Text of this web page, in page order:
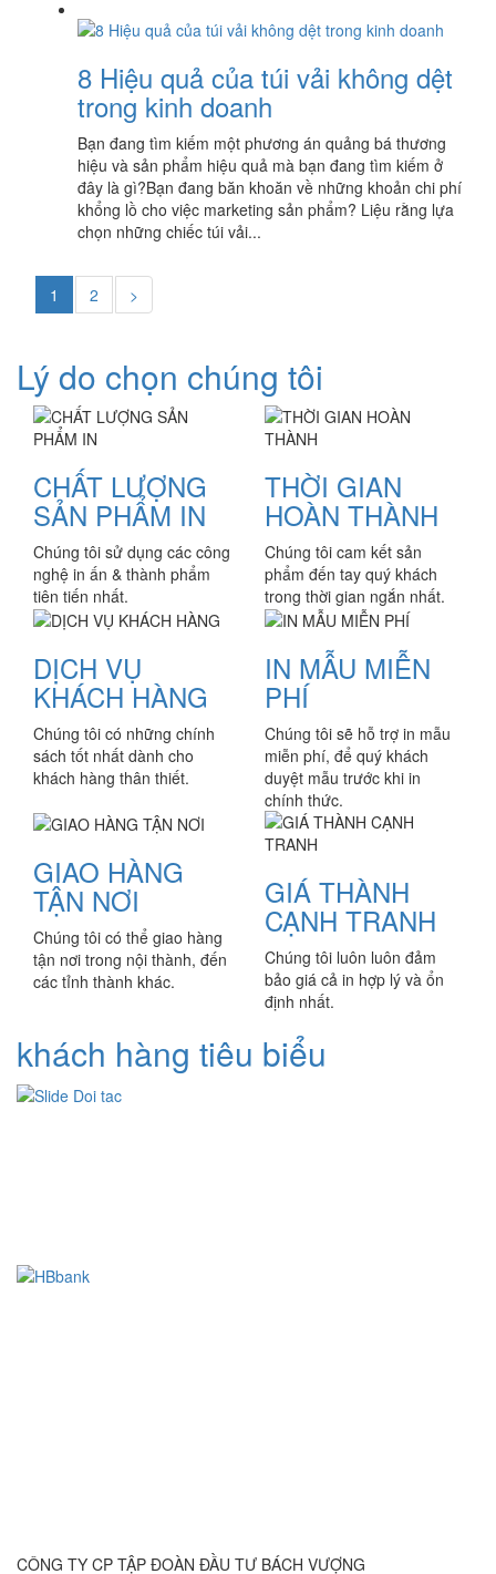
8 Hiệu quả của túi vải không dệt
trong kinh doanh
Bạn đang tìm kiếm một phương án quảng bá thương
hiệu và sản phẩm hiệu quả mà bạn đang tìm kiếm ở
đây là gì?Bạn đang băn khoăn về những khoản chi phí
khổng lồ cho việc marketing sản phẩm? Liệu rằng lựa
chọn những chiếc túi vải...
1 2 >
Lý do chọn chúng tôi
CHẤT LƯỢNG
SẢN PHẨM IN
Chúng tôi sử dụng các công
nghệ in ấn & thành phẩm
tiên tiến nhất.
THỜI GIAN
HOÀN THÀNH
Chúng tôi cam kết sản
phẩm đến tay quý khách
trong thời gian ngắn nhất.
DỊCH VỤ
KHÁCH HÀNG
Chúng tôi có những chính
sách tốt nhất dành cho
khách hàng thân thiết.
IN MẪU MIỄN
PHÍ
Chúng tôi sẽ hỗ trợ in mẫu
miễn phí, để quý khách
duyệt mẫu trước khi in
chính thức.
GIAO HÀNG
TẬN NƠI
Chúng tôi có thể giao hàng
tận nơi trong nội thành, đến
các tỉnh thành khác.
GIÁ THÀNH
CẠNH TRANH
Chúng tôi luôn luôn đảm
bảo giá cả in hợp lý và ổn
định nhất.
khách hàng tiêu biểu
CÔNG TY CP TẬP ĐOÀN ĐẦU TƯ BÁCH VƯỢNG